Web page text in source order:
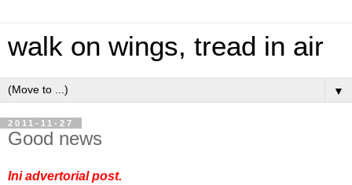
walk on wings, tread in air
▼
2011-11-27
Good news
Ini advertorial post.